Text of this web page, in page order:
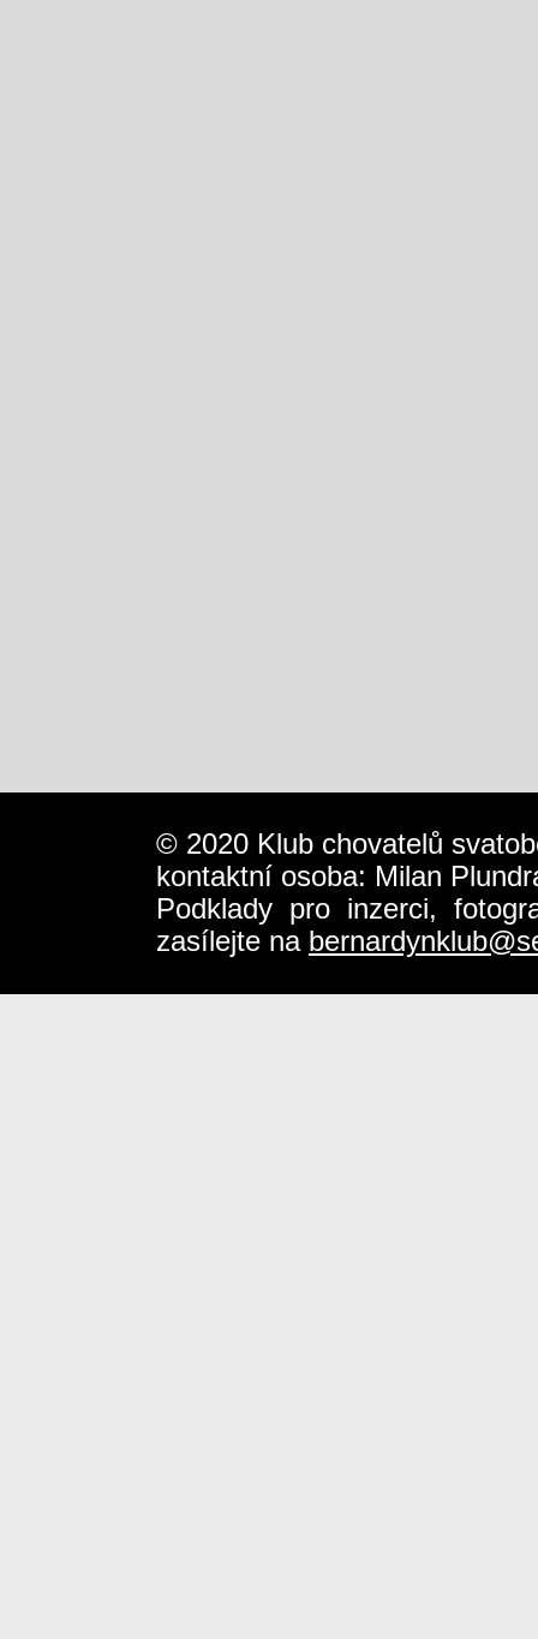
© 2020 Klub chovatelů
kontaktní osoba: Milan
Podklady pro inzerci,
zasílejte na